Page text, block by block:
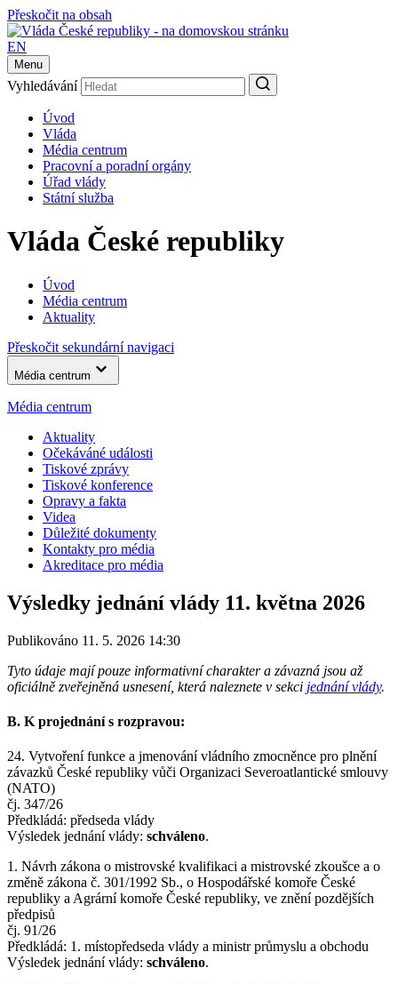
Přeskočit na obsah
EN
Menu
Vyhledávání
Úvod
Vláda
Média centrum
Pracovní a poradní orgány
Úřad vlády
Státní služba
Vláda České republiky
Úvod
Média centrum
Aktuality
Přeskočit sekundární navigaci
Média centrum
Média centrum
Aktuality
Očekáváné události
Tiskové zprávy
Tiskové konference
Opravy a fakta
Videa
Důležité dokumenty
Kontakty pro média
Akreditace pro média
Výsledky jednání vlády 11. května 2026
Publikováno 11. 5. 2026 14:30
Tyto údaje mají pouze informativní charakter a závazná jsou až
oficiálně zveřejněná usnesení, která naleznete v sekci jednání vlády.
B. K projednání s rozpravou:
24. Vytvoření funkce a jmenování vládního zmocněnce pro plnění
závazků České republiky vůči Organizaci Severoatlantické smlouvy
(NATO)
čj. 347/26
Předkládá: předseda vlády
Výsledek jednání vlády: schváleno.
1. Návrh zákona o mistrovské kvalifikaci a mistrovské zkoušce a o
změně zákona č. 301/1992 Sb., o Hospodářské komoře České
republiky a Agrární komoře České republiky, ve znění pozdějších
předpisů
čj. 91/26
Předkládá: 1. místopředseda vlády a ministr průmyslu a obchodu
Výsledek jednání vlády: schváleno.